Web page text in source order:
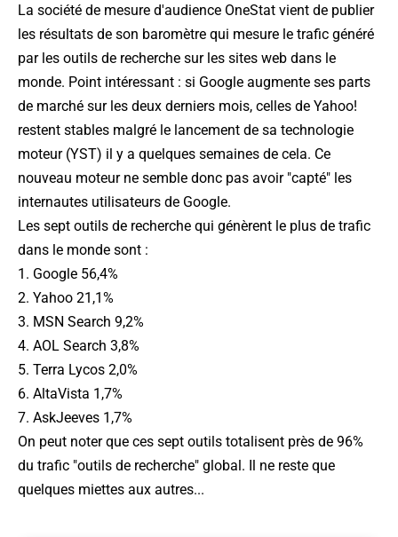
La société de mesure d'audience OneStat vient de publier
les résultats de son baromètre qui mesure le trafic généré
par les outils de recherche sur les sites web dans le
monde. Point intéressant : si Google augmente ses parts
de marché sur les deux derniers mois, celles de Yahoo!
restent stables malgré le lancement de sa technologie
moteur (YST) il y a quelques semaines de cela. Ce
nouveau moteur ne semble donc pas avoir "capté" les
internautes utilisateurs de Google.
Les sept outils de recherche qui génèrent le plus de trafic
dans le monde sont :
1. Google 56,4%
2. Yahoo 21,1%
3. MSN Search 9,2%
4. AOL Search 3,8%
5. Terra Lycos 2,0%
6. AltaVista 1,7%
7. AskJeeves 1,7%
On peut noter que ces sept outils totalisent près de 96%
du trafic "outils de recherche" global. Il ne reste que
quelques miettes aux autres...